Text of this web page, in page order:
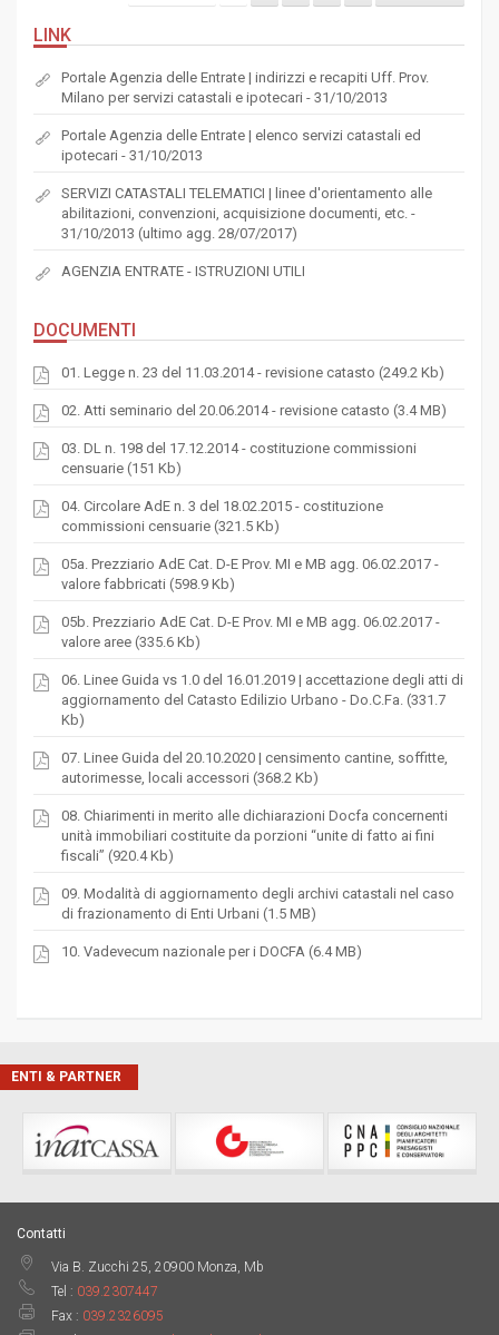
LINK
Portale Agenzia delle Entrate | indirizzi e recapiti Uff. Prov.
Milano per servizi catastali e ipotecari - 31/10/2013
Portale Agenzia delle Entrate | elenco servizi catastali ed
ipotecari - 31/10/2013
SERVIZI CATASTALI TELEMATICI | linee d'orientamento alle
abilitazioni, convenzioni, acquisizione documenti, etc. -
31/10/2013 (ultimo agg. 28/07/2017)
AGENZIA ENTRATE - ISTRUZIONI UTILI
DOCUMENTI
01. Legge n. 23 del 11.03.2014 - revisione catasto (249.2 Kb)
02. Atti seminario del 20.06.2014 - revisione catasto (3.4 MB)
03. DL n. 198 del 17.12.2014 - costituzione commissioni
censuarie (151 Kb)
04. Circolare AdE n. 3 del 18.02.2015 - costituzione
commissioni censuarie (321.5 Kb)
05a. Prezziario AdE Cat. D-E Prov. MI e MB agg. 06.02.2017 -
valore fabbricati (598.9 Kb)
05b. Prezziario AdE Cat. D-E Prov. MI e MB agg. 06.02.2017 -
valore aree (335.6 Kb)
06. Linee Guida vs 1.0 del 16.01.2019 | accettazione degli atti di
aggiornamento del Catasto Edilizio Urbano - Do.C.Fa. (331.7
Kb)
07. Linee Guida del 20.10.2020 | censimento cantine, soffitte,
autorimesse, locali accessori (368.2 Kb)
08. Chiarimenti in merito alle dichiarazioni Docfa concernenti
unità immobiliari costituite da porzioni “unite di fatto ai fini
fiscali” (920.4 Kb)
09. Modalità di aggiornamento degli archivi catastali nel caso
di frazionamento di Enti Urbani (1.5 MB)
10. Vadevecum nazionale per i DOCFA (6.4 MB)
ENTI & PARTNER
Contatti
Via B. Zucchi 25, 20900 Monza, Mb
Tel : 039.2307447
Fax : 039.2326095